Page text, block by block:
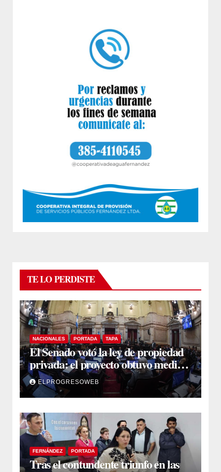
TE LO PERDISTE
NACIONALES PORTADA TAPA
El Senado votó la ley de propiedad
privada: el proyecto obtuvo media
sanción
ELPROGRESOWEB
FERNÁNDEZ PORTADA
Tras el contundente triunfo en las